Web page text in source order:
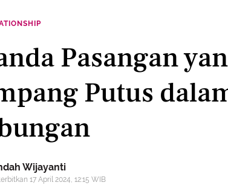
Pasangan
Putus
Wijayanti
17 April 2024, 12:15 WIB